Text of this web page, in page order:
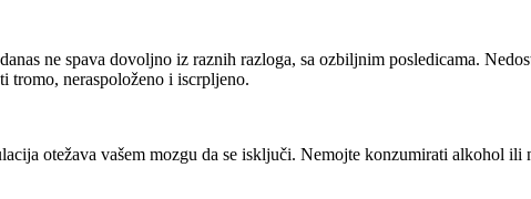
ne spava dovoljno iz raznih razloga, sa ozbiljnim posledicama.
tromo, neraspoloženo i iscrpljeno.
otežava vašem mozgu da se isključi. Nemojte konzumirati alkohol ili